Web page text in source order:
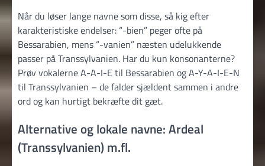
Når du løser lange navne som disse, så kig efter
karakteristiske endelser: “-bien” peger ofte på
Bessarabien, mens “-vanien” næsten udelukkende
passer på Transsylvanien. Har du kun konsonanterne?
Prøv vokalerne A-A-I-E til Bessarabien og A-Y-A-I-E-N
til Transsylvanien – de falder sjældent sammen i andre
ord og kan hurtigt bekræfte dit gæt.
Alternative og lokale navne: Ardeal
(Transsylvanien) m.fl.